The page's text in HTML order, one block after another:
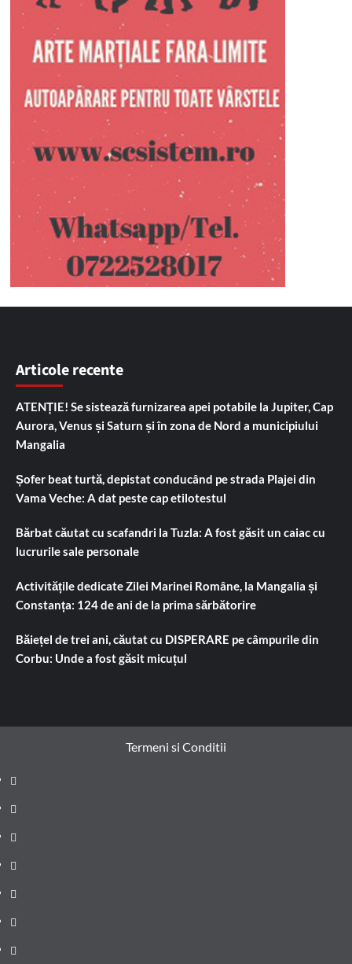
Articole recente
ATENȚIE! Se sistează furnizarea apei potabile la Jupiter, Cap
Aurora, Venus și Saturn și în zona de Nord a municipiului
Mangalia
Șofer beat turtă, depistat conducând pe strada Plajei din
Vama Veche: A dat peste cap etilotestul
Bărbat căutat cu scafandri la Tuzla: A fost găsit un caiac cu
lucrurile sale personale
Activitățile dedicate Zilei Marinei Române, la Mangalia și
Constanța: 124 de ani de la prima sărbătorire
Băiețel de trei ani, căutat cu DISPERARE pe câmpurile din
Corbu: Unde a fost găsit micuțul
Termeni si Conditii
Prima
pagină
Știri
de
ultima
Administrație
locală
Actualitate
Justiție
Cultura
Sănătate